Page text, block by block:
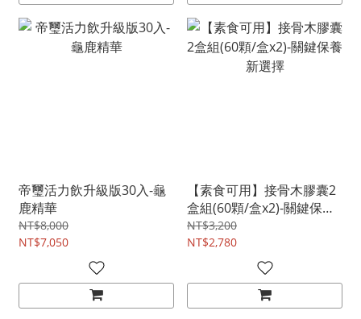
帝璽活力飲升級版30入-龜
鹿精華
NT$8,000
NT$7,050
【素食可用】接骨木膠囊2
盒組(60顆/盒x2)-關鍵保養
新選擇
NT$3,200
NT$2,780